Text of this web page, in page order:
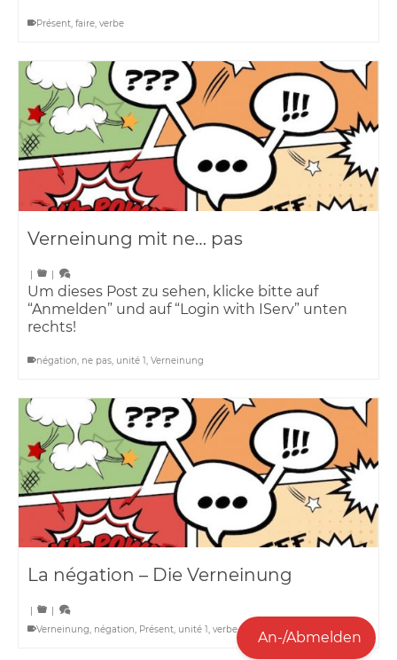
Présent, faire, verbe
Verneinung mit ne… pas
| |
Um dieses Post zu sehen, klicke bitte auf
“Anmelden” und auf “Login with IServ” unten
rechts!
négation, ne pas, unité 1, Verneinung
La négation – Die Verneinung
| |
Verneinung, négation, Présent, unité 1, verbe An-/Abmelden